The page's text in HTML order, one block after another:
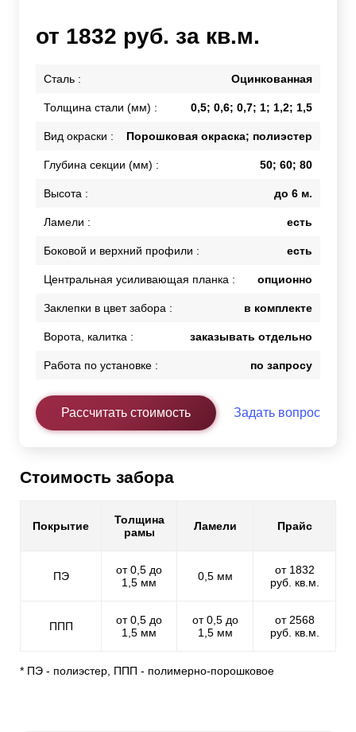
от 1832 руб. за кв.м.
Сталь : Оцинкованная
Толщина стали (мм) : 0,5; 0,6; 0,7; 1; 1,2; 1,5
Вид окраски : Порошковая окраска; полиэстер
Глубина секции (мм) : 50; 60; 80
Высота : до 6 м.
Ламели : есть
Боковой и верхний профили : есть
Центральная усиливающая планка : опционно
Заклепки в цвет забора : в комплекте
Ворота, калитка : заказывать отдельно
Работа по установке : по запросу
Рассчитать стоимость Задать вопрос
Стоимость забора
Покрытие
Толщина
рамы
Ламели Прайс
ПЭ
от 0,5 до
1,5 мм
0,5 мм
от 1832
руб. кв.м.
ППП
от 0,5 до
1,5 мм
от 0,5 до
1,5 мм
от 2568
руб. кв.м.
* ПЭ - полиэстер, ППП - полимерно-порошковое